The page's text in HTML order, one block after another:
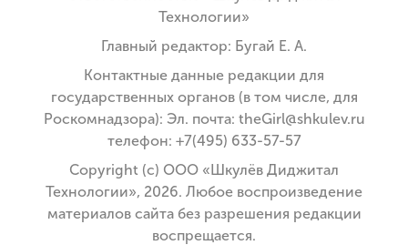
Технологии»
Главный редактор: Бугай Е. А.
Контактные данные редакции для
государственных органов (в том числе, для
Роскомнадзора): Эл. почта: theGirl@shkulev.ru
телефон: +7(495) 633-57-57
Copyright (с) ООО «Шкулёв Диджитал
Технологии», 2026. Любое воспроизведение
материалов сайта без разрешения редакции
воспрещается.